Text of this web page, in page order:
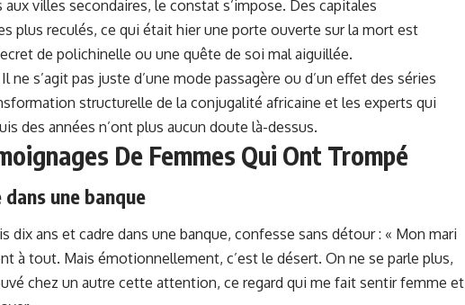
villes secondaires, le constat s’impose. Des capitales
plus reculés, ce qui était hier une porte ouverte sur la mort est
de polichinelle ou une quête de soi mal aiguillée.
ne s’agit pas juste d’une mode passagère ou d’un effet des séries
structurelle de la conjugalité africaine et les experts qui
des années n’ont plus aucun doute là-dessus.
De Femmes Qui Ont Trompé
une banque
dix ans et cadre dans une banque, confesse sans détour : « Mon mari
à tout. Mais émotionnellement, c’est le désert. On ne se parle plus,
chez un autre cette attention, ce regard qui me fait sentir femme et